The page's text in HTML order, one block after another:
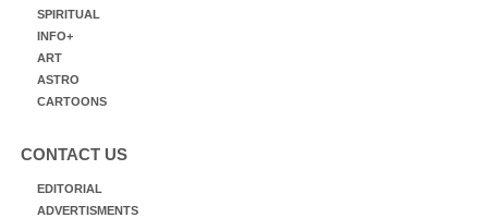
SPIRITUAL
INFO+
ART
ASTRO
CARTOONS
CONTACT US
EDITORIAL
ADVERTISMENTS